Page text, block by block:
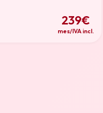
239€
mes/IVA incl.